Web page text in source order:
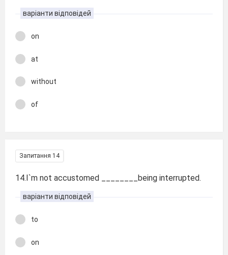
варіанти відповідей
on
at
without
of
Запитання 14
14.I`m not accustomed ________being interrupted.
варіанти відповідей
to
on